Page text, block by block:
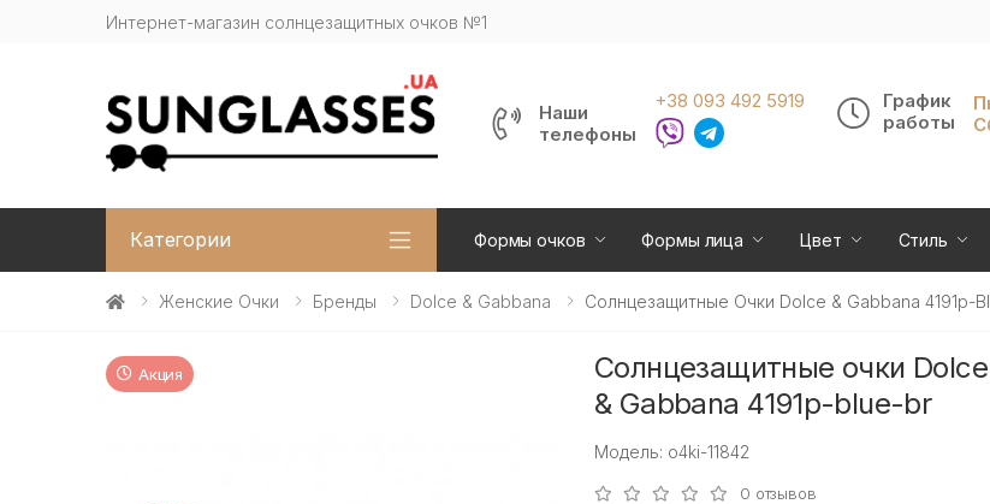
Интернет-магазин солнцезащитных очков №1
Наши
телефоны
+38 093 492 5919
График
работы
Категории Формы очков Формы лица Цвет Стиль
Женские Очки Бренды Dolce & Gabbana Солнцезащитные Очки Dolce & Gabbana 4191p-
Акция
Солнцезащитные очки Dolce
& Gabbana 4191p-blue-br
Модель: o4ki-11842
0 отзывов